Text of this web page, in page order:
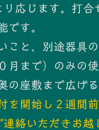
応じます。打合
です。
こと、別途器具
月まで）のみの使
の座敷まで広げる
を開始し２週間
絡いただきお越